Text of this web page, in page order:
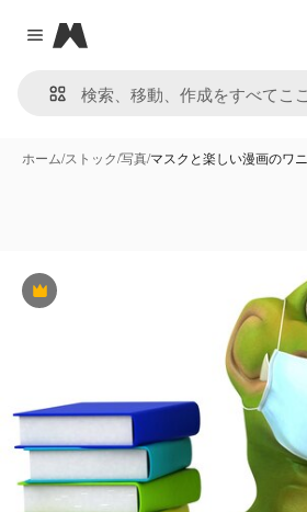
Close menu
Magnific
ホーム/ストック/写真/マスクと楽しい漫画のワニ
Premium